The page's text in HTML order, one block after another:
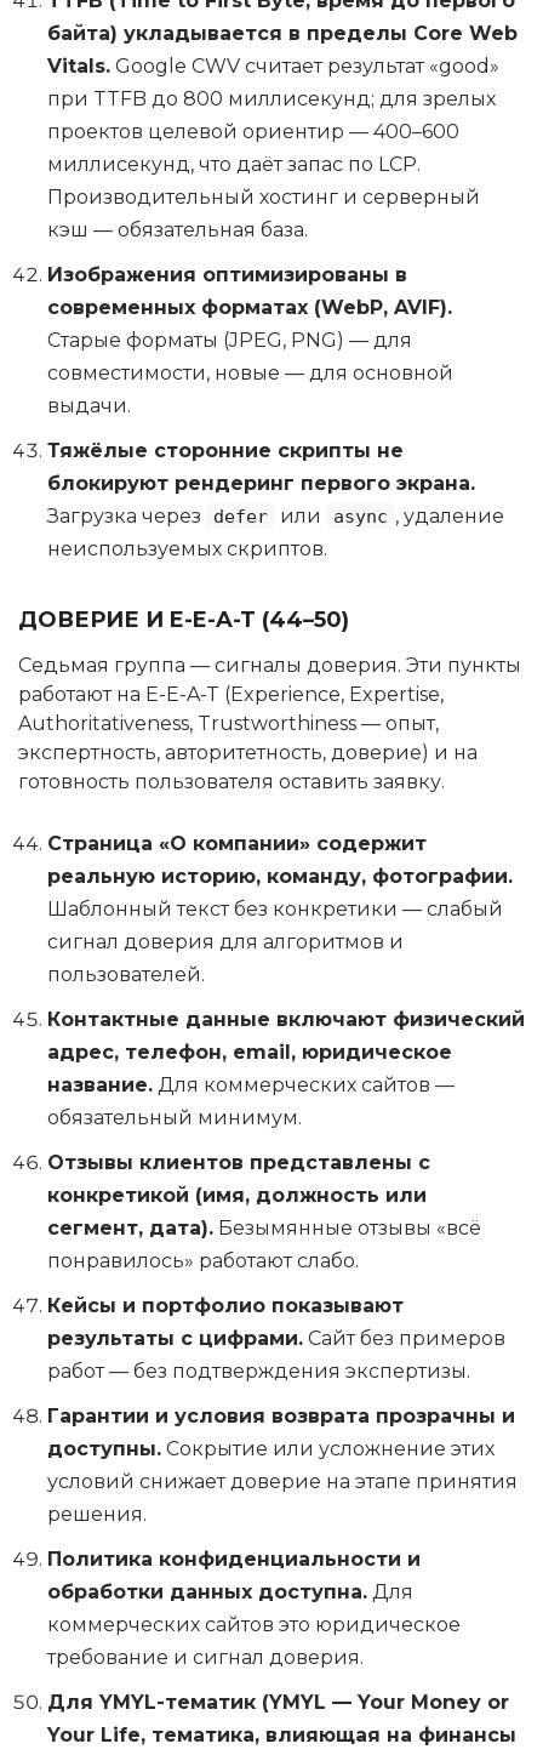
байта) укладывается в пределы Core Web
Vitals. Google CWV считает результат «good»
при TTFB до 800 миллисекунд; для зрелых
проектов целевой ориентир — 400–600
миллисекунд, что даёт запас по LCP.
Производительный хостинг и серверный
кэш — обязательная база.
Изображения оптимизированы в
современных форматах (WebP, AVIF).
Старые форматы (JPEG, PNG) — для
совместимости, новые — для основной
выдачи.
Тяжёлые сторонние скрипты не
блокируют рендеринг первого экрана.
Загрузка через
defer или async , удаление
неиспользуемых скриптов.
ДОВЕРИЕ И E-E-A-T (44–50)
Седьмая группа — сигналы доверия. Эти пункты
работают на E-E-A-T (Experience, Expertise,
Authoritativeness, Trustworthiness — опыт,
экспертность, авторитетность, доверие) и на
готовность пользователя оставить заявку.
Страница «О компании» содержит
реальную историю, команду, фотографии.
Шаблонный текст без конкретики — слабый
сигнал доверия для алгоритмов и
пользователей.
Контактные данные включают физический
адрес, телефон, email, юридическое
название. Для коммерческих сайтов —
обязательный минимум.
Отзывы клиентов представлены с
конкретикой (имя, должность или
сегмент, дата). Безымянные отзывы «всё
понравилось» работают слабо.
Кейсы и портфолио показывают
результаты с цифрами. Сайт без примеров
работ — без подтверждения экспертизы.
Гарантии и условия возврата прозрачны и
доступны. Сокрытие или усложнение этих
условий снижает доверие на этапе принятия
решения.
Политика конфиденциальности и
обработки данных доступна. Для
коммерческих сайтов это юридическое
требование и сигнал доверия.
Для YMYL-тематик (YMYL — Your Money or
Your Life, тематика, влияющая на финансы